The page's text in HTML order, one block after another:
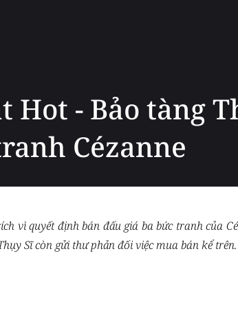
Hot - Bảo tàng
Cézanne
vì quyết định bán đấu giá ba bức tranh của
Sĩ còn gửi thư phản đối việc mua bán kể trên.